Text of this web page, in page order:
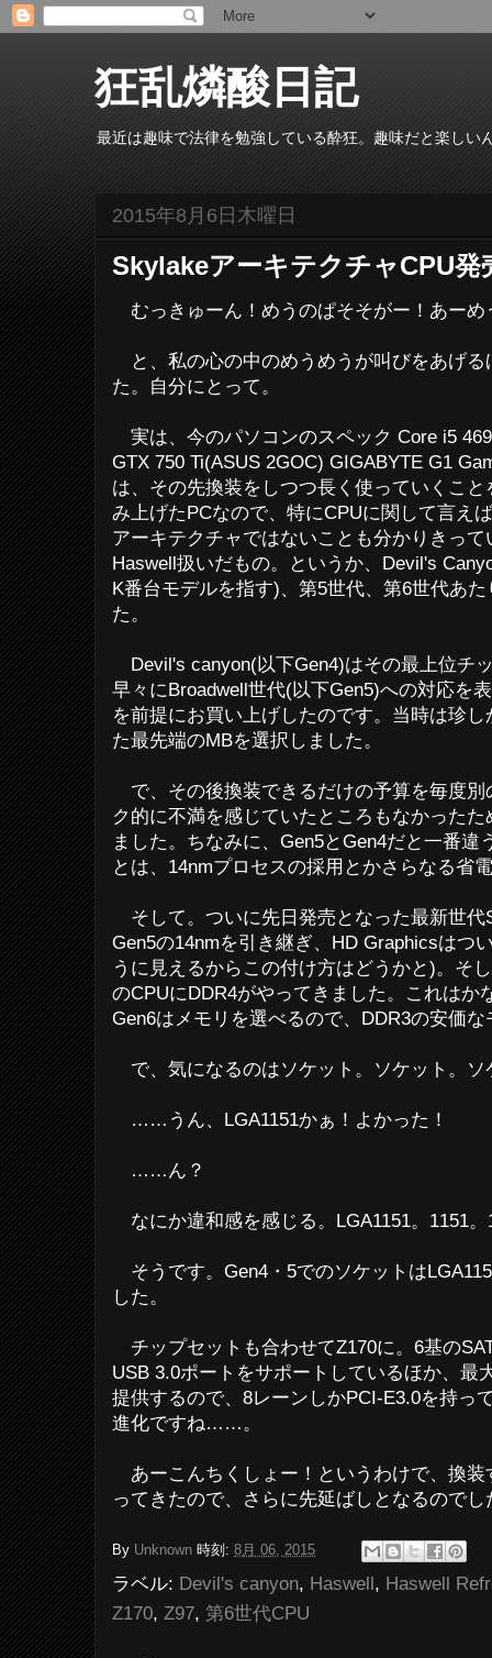
狂乱燐酸日記
最近は趣味で法律を勉強している酔狂。趣味だと楽しい
2015年8月6日木曜日
SkylakeアーキテクチャCPU発
むっきゅーん！めうのぱそそがー！あーめ
と、私の心の中のめうめうが叫びをあげる
た。自分にとって。
実は、今のパソコンのスペック Core i5
GTX 750 Ti(ASUS 2GOC) GIGABYTE G1
は、その先換装をしつつ長く使っていくこ
み上げたPCなので、特にCPUに関して言え
アーキテクチャではないことも分かりきっ
Haswell扱いだもの。というか、Devil's
K番台モデルを指す)、第5世代、第6世代あ
た。
Devil's canyon(以下Gen4)はその最上位チ
早々にBroadwell世代(以下Gen5)への対応を
を前提にお買い上げしたのです。当時は珍
た最先端のMBを選択しました。
で、その後換装できるだけの予算を毎度別
ク的に不満を感じていたところもなかった
ました。ちなみに、Gen5とGen4だと一番
とは、14nmプロセスの採用とかさらなる省
そして。ついに先日発売となった最新世代
Gen5の14nmを引き継ぎ、HD Graphicsはつ
うに見えるからこの付け方はどうかと)。そ
のCPUにDDR4がやってきました。これはか
Gen6はメモリを選べるので、DDR3の安価
で、気になるのはソケット。ソケット。ソ
……うん、LGA1151かぁ！よかった！
……ん？
なにか違和感を感じる。LGA1151。1151
そうです。Gen4・5でのソケットは
した。
チップセットも合わせてZ170に。6基の
USB 3.0ポートをサポートしているほか、最
提供するので、8レーンしかPCI-E3.0を持っ
進化ですね……。
あーこんちくしょー！というわけで、換装
ってきたので、さらに先延ばしとなるのでし
By Unknown 時刻: 8月 06, 2015
ラベル: Devil's canyon, Haswell, Haswell
Z170, Z97, 第6世代CPU